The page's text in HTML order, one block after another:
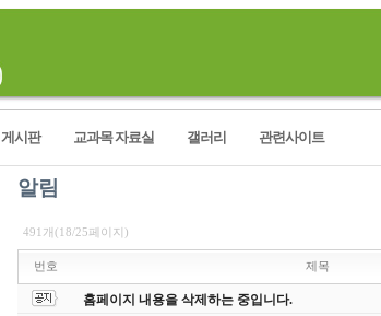
게시판 교과목 자료실 갤러리 관련사이트
알림
491개(18/25페이지)
번호 제목
홈페이지 내용을 삭제하는 중입니다.